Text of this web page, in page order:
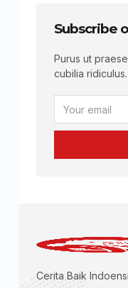
Subscribe
Purus ut
cubilia ridiculus.
Cerita Baik